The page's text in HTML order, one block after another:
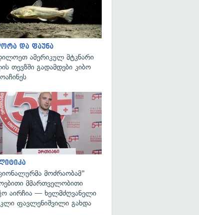
და ფაუნა
ამერიკულ მტკნარი
თევზში გადამდები კიბო
მოძრაობამ"
მმართველობითი
აირჩია — ხელმძღვანელი
ფავლენიშვილი გახდა